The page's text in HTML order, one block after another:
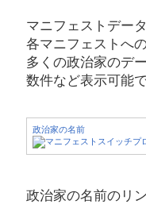
マニフェストデー
各マニフェストへ
多くの政治家のデ
数件など表示可能
政治家の名前
政治家の名前のリ